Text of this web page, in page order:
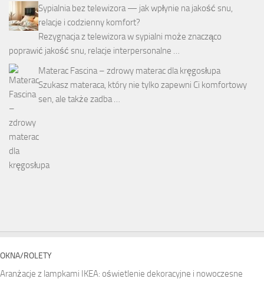
Sypialnia bez telewizora — jak wpłynie na jakość snu,
relacje i codzienny komfort?
Rezygnacja z telewizora w sypialni może znacząco
poprawić jakość snu, relacje interpersonalne …
Materac Fascina – zdrowy materac dla kręgosłupa
Szukasz materaca, który nie tylko zapewni Ci komfortowy
sen, ale także zadba …
OKNA/ROLETY
Aranżacje z lampkami IKEA: oświetlenie dekoracyjne i nowoczesne